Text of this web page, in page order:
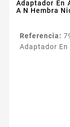
Adaptador En
A N Hembra
Referencia:
Adaptador En
A N
Hembra Tipo
bronce